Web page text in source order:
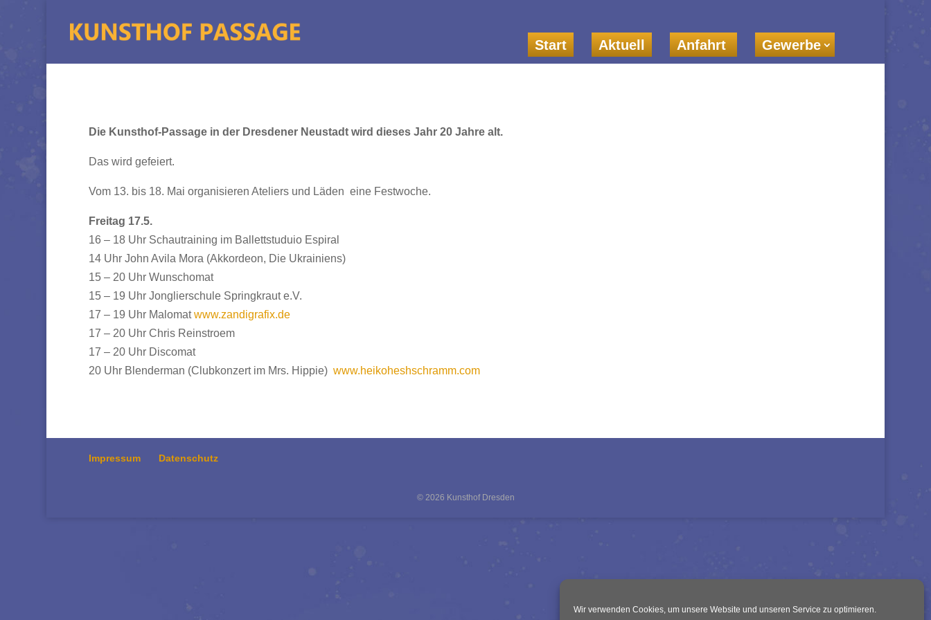
Wir verwenden Cookies, um unsere Website und unseren Service zu optimieren.
Start Aktuell Anfahrt Gewerbe
Die Kunsthof-Passage in der Dresdener Neustadt wird dieses Jahr 20 Jahre alt.
Das wird gefeiert.
Vom 13. bis 18. Mai organisieren Ateliers und Läden eine Festwoche.
Freitag 17.5.
16 – 18 Uhr Schautraining im Ballettstuduio Espiral
14 Uhr John Avila Mora (Akkordeon, Die Ukrainiens)
15 – 20 Uhr Wunschomat
15 – 19 Uhr Jonglierschule Springkraut e.V.
17 – 19 Uhr Malomatwww.zandigrafix.de
17 – 20 Uhr Chris Reinstroem
17 – 20 Uhr Discomat
20 Uhr Blenderman (Clubkonzert im Mrs. Hippie) www.heikoheshschramm.com
Impressum Datenschutz
© 2026 Kunsthof Dresden